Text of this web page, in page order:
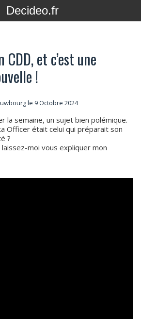
Decideo.fr
CDD, et c’est une
!
le 9 Octobre 2024
la semaine, un sujet bien polémique.
Officer était celui qui préparait son
?
moi vous expliquer mon